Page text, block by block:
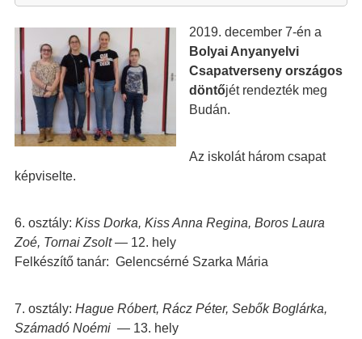
2019. december 7-én a
Bolyai Anyanyelvi
Csapatverseny országos
döntőjét rendezték meg
Budán.
Az iskolát három csapat
képviselte.
6. osztály: Kiss Dorka, Kiss Anna Regina, Boros Laura
Zoé, Tornai Zsolt— 12. hely
Felkészítő tanár: Gelencsérné Szarka Mária
7. osztály: Hague Róbert, Rácz Péter, Sebők Boglárka,
Számadó Noémi — 13. hely